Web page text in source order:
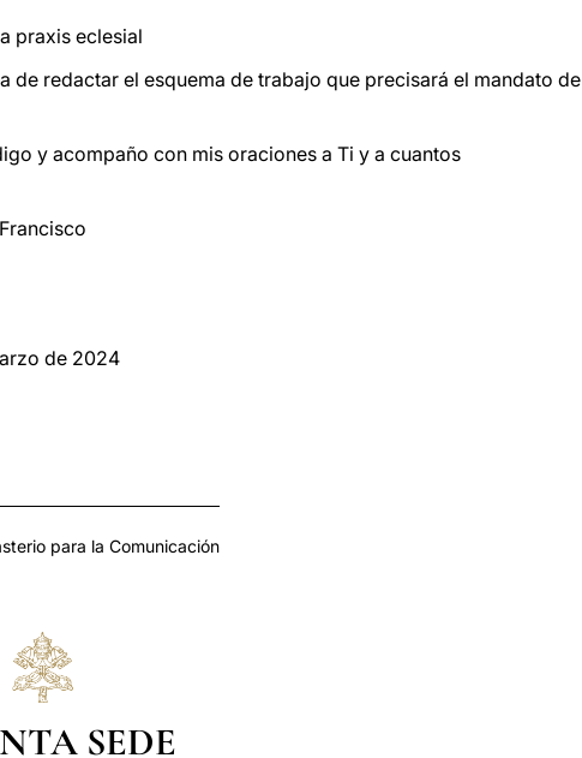
praxis eclesial
de redactar el esquema de trabajo que precisará el mandato de
y acompaño con mis oraciones a Ti y a cuantos
Francisco
de 2024
para la Comunicación
SEDE